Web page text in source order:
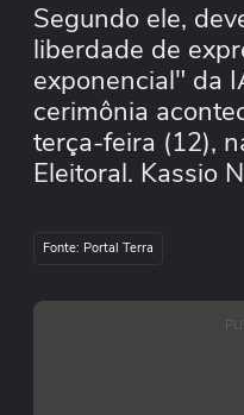
Segundo ele,
liberdade de
exponencial" da
cerimônia
terça-feira (12),
Eleitoral. Kassio
tribunal, e André
Reprodução/
Fonte: Portal Terra